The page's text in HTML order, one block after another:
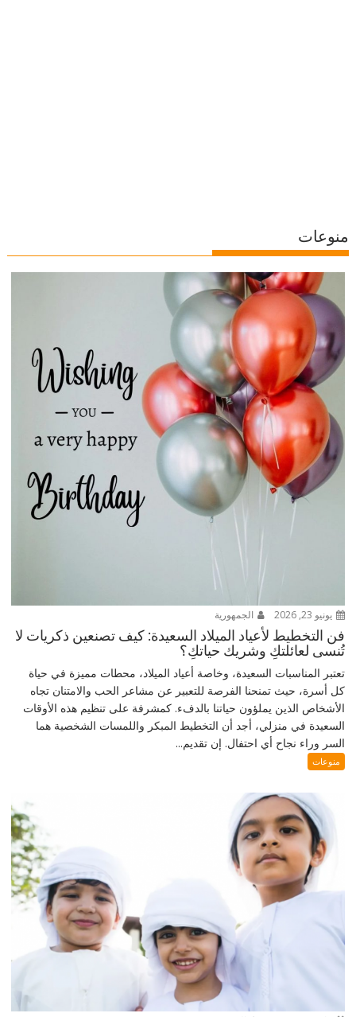
منوعات
يونيو 23, 2026 الجمهورية
فن التخطيط لأعياد الميلاد السعيدة: كيف تصنعين ذكريات لا
تُنسى لعائلتكِ وشريك حياتكِ؟
تعتبر المناسبات السعيدة، وخاصة أعياد الميلاد، محطات مميزة في حياة
كل أسرة، حيث تمنحنا الفرصة للتعبير عن مشاعر الحب والامتنان تجاه
الأشخاص الذين يملؤون حياتنا بالدفء. كمشرفة على تنظيم هذه الأوقات
السعيدة في منزلي، أجد أن التخطيط المبكر واللمسات الشخصية هما
السر وراء نجاح أي احتفال. إن تقديم...
منوعات